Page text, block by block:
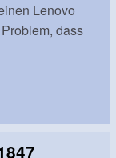
Lenovo
dass